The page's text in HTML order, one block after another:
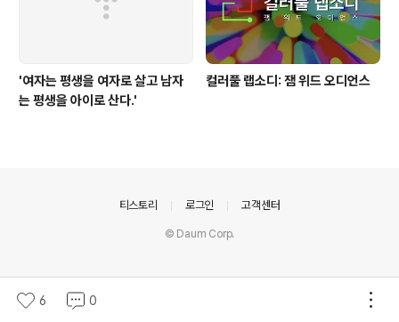
'여자는 평생을 여자로 살고 남자
는 평생을 아이로 산다.'
컬러풀 랩소디: 잼 위드 오디언스
6 0
티스토리 로그인 고객센터
© Daum Corp.